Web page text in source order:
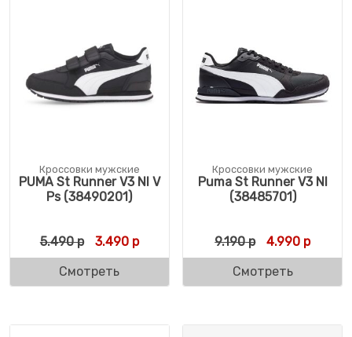
Кроссовки мужские
PUMA St Runner V3 Nl V
Ps (38490201)
5.490р Первоначальная цена составляла 5.490
3.490рТекущая цена: 3.490 р.
Смотреть
Кроссовки мужские
Puma St Runner V3 Nl
(38485701)
9.190р 4.990 р
Смотреть